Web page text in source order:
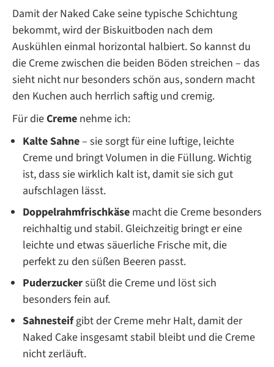
Damit der Naked Cake seine typische Schichtung
bekommt, wird der Biskuitboden nach dem
Auskühlen einmal horizontal halbiert. So kannst du
die Creme zwischen die beiden Böden streichen – das
sieht nicht nur besonders schön aus, sondern macht
den Kuchen auch herrlich saftig und cremig.
Für dieCreme nehme ich:
Kalte Sahne– sie sorgt für eine luftige, leichte
Creme und bringt Volumen in die Füllung. Wichtig
ist, dass sie wirklich kalt ist, damit sie sich gut
aufschlagen lässt.
Doppelrahmfrischkäse macht die Creme besonders
reichhaltig und stabil. Gleichzeitig bringt er eine
leichte und etwas säuerliche Frische mit, die
perfekt zu den süßen Beeren passt.
Puderzuckersüßt die Creme und löst sich
besonders fein auf.
Sahnesteifgibt der Creme mehr Halt, damit der
Naked Cake insgesamt stabil bleibt und die Creme
nicht zerläuft.